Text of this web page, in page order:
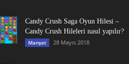
Candy Crush Saga Oyun Hilesi –
Candy Crush Hileleri nasıl yapılır?
Manşet 28 Mayıs 2018